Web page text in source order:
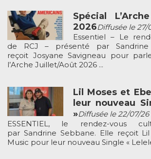
Spécial
2026Diffusée le 27/
Essentiel – Le
de RCJ – présenté par Sandrine
reçoit Josyane Savigneau pour
l’Arche Juillet/Août 2026 ...
Lil Moses et
leur nouveau
»Diffusée le 22/07/26
ESSENTIEL, le rendez-vous
par Sandrine Sebbane. Elle reçoit
Music pour leur nouveau Single «